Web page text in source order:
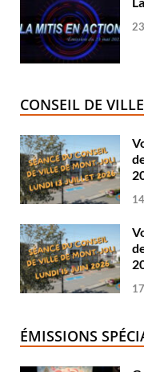
CONSEIL DE VILLE
ÉMISSIONS